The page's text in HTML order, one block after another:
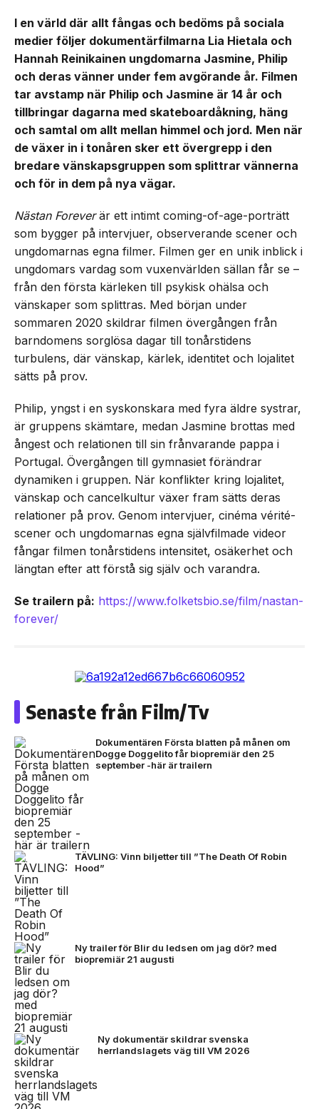
I en värld där allt fångas och bedöms på sociala
medier följer dokumentärfilmarna Lia Hietala och
Hannah Reinikainen ungdomarna Jasmine, Philip
och deras vänner under fem avgörande år. Filmen
tar avstamp när Philip och Jasmine är 14 år och
tillbringar dagarna med skateboardåkning, häng
och samtal om allt mellan himmel och jord. Men när
de växer in i tonåren sker ett övergrepp i den
bredare vänskapsgruppen som splittrar vännerna
och för in dem på nya vägar.
Nästan Foreverär ett intimt coming-of-age-porträtt
som bygger på intervjuer, observerande scener och
ungdomarnas egna filmer. Filmen ger en unik inblick i
ungdomars vardag som vuxenvärlden sällan får se –
från den första kärleken till psykisk ohälsa och
vänskaper som splittras. Med början under
sommaren 2020 skildrar filmen övergången från
barndomens sorglösa dagar till tonårstidens
turbulens, där vänskap, kärlek, identitet och lojalitet
sätts på prov.
Philip, yngst i en syskonskara med fyra äldre systrar,
är gruppens skämtare, medan Jasmine brottas med
ångest och relationen till sin frånvarande pappa i
Portugal. Övergången till gymnasiet förändrar
dynamiken i gruppen. När konflikter kring lojalitet,
vänskap och cancelkultur växer fram sätts deras
relationer på prov. Genom intervjuer, cinéma vérité-
scener och ungdomarnas egna självfilmade videor
fångar filmen tonårstidens intensitet, osäkerhet och
längtan efter att förstå sig själv och varandra.
Se trailern på: https://www.folketsbio.se/film/nastan-
forever/
Senaste från Film/Tv
Dokumentären Första blatten på månen om
Dogge Doggelito får biopremiär den 25
september -här är trailern
TÄVLING: Vinn biljetter till ”The Death Of Robin
Hood”
Ny trailer för Blir du ledsen om jag dör? med
biopremiär 21 augusti
Ny dokumentär skildrar svenska
herrlandslagets väg till VM 2026